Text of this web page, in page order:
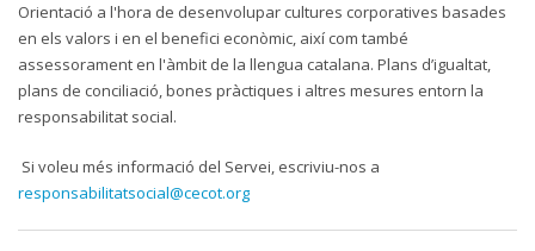
Orientació a l'hora de desenvolupar cultures corporatives basades
en els valors i en el benefici econòmic, així com també
assessorament en l'àmbit de la llengua catalana. Plans d’igualtat,
plans de conciliació, bones pràctiques i altres mesures entorn la
responsabilitat social.
Si voleu més informació del Servei, escriviu-nos a
responsabilitatsocial@cecot.org